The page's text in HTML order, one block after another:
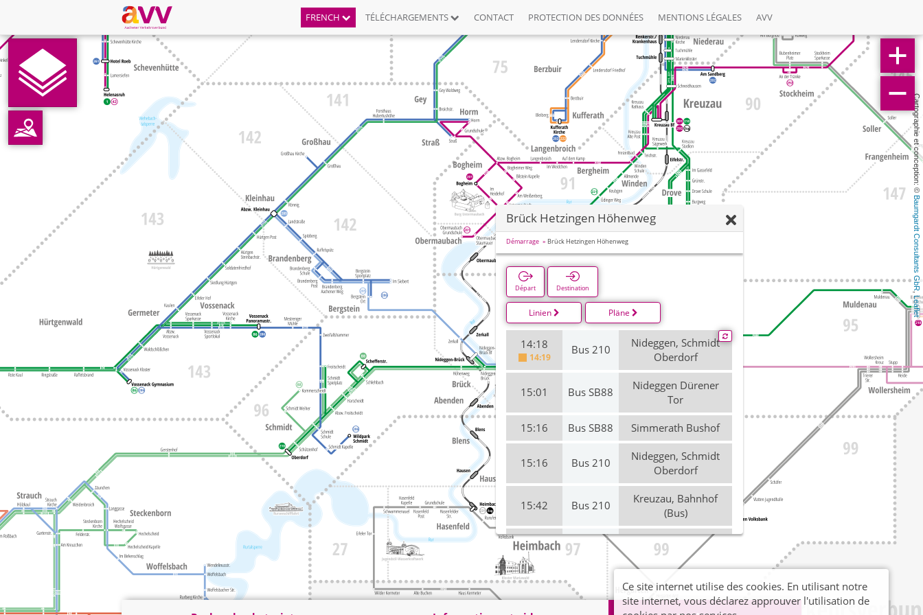
FRENCH TÉLÉCHARGEMENTS CONTACT PROTECTION DES DONNÉES MENTIONS LÉGALES AVV
Cartographie et conception: ©
Baumgardt Consultants GbR
,
Leaflet
Brück Hetzingen Höhenweg
Démarrage Brück Hetzingen Höhenweg
Départ Destination
Linien Pläne
14:18
14:19
Bus 210
Nideggen, Schmidt
Oberdorf
15:01 Bus SB88
Nideggen Dürener
Tor
15:16 Bus SB88 Simmerath Bushof
15:16 Bus 210
Nideggen, Schmidt
Oberdorf
15:42 Bus 210
Kreuzau, Bahnhof
(Bus)
16:16
on time
Bus 210
Nideggen, Schmidt
Oberdorf
16:42
on time
Bus 210
Kreuzau, Bahnhof
(Bus)
Ce site internet utilise des cookies. En utilisant notre
site internet, vous déclarez approuver l'utilisation de